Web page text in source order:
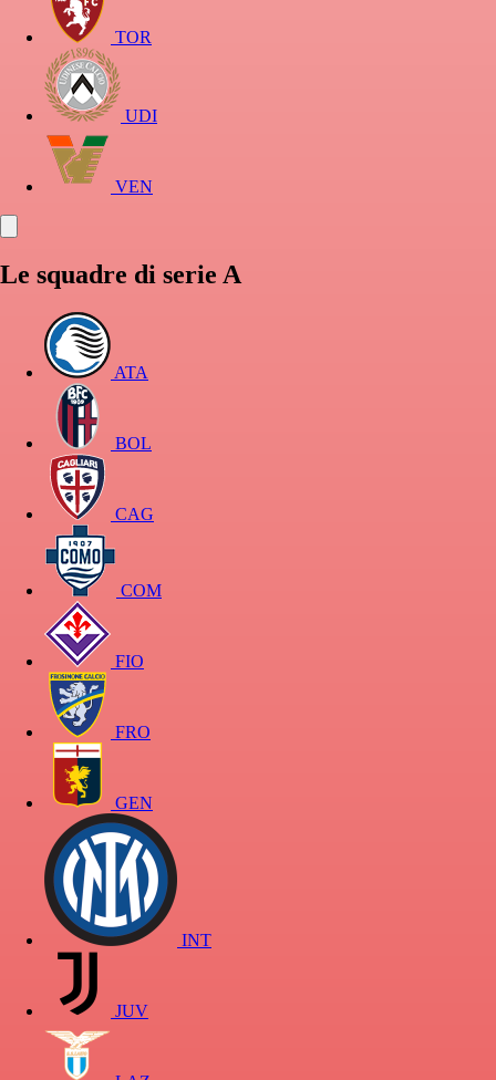
TOR
UDI
VEN
Le squadre di serie A
ATA
BOL
CAG
COM
FIO
FRO
GEN
INT
JUV